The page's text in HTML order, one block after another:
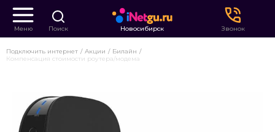
Меню Поиск Новосибирск Звонок
Подключить интернет Акции
Билайн
Компенсация стоимости роутера/модема